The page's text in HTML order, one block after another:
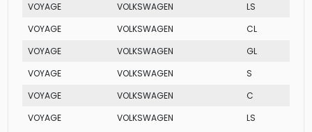
VOYAGE
VOLKSWAGEN
LS
VOYAGE
VOLKSWAGEN
CL
VOYAGE
VOLKSWAGEN
GL
VOYAGE
VOLKSWAGEN
S
VOYAGE
VOLKSWAGEN
C
VOYAGE
VOLKSWAGEN LS